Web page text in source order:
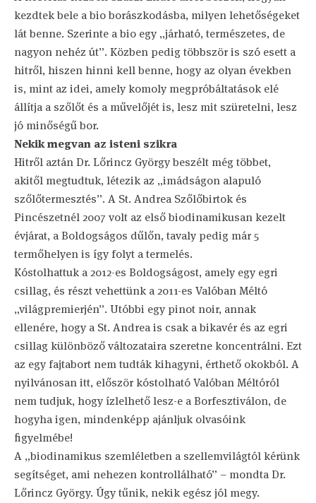
kezdtek bele a bio borászkodásba, milyen lehetőségeket
lát benne. Szerinte a bio egy „járható, természetes, de
nagyon nehéz út”. Közben pedig többször is szó esett a
hitről, hiszen hinni kell benne, hogy az olyan években
is, mint az idei, amely komoly megpróbáltatások elé
állítja a szőlőt és a művelőjét is, lesz mit szüretelni, lesz
jó minőségű bor.
Nekik megvan az isteni szikra
Hitről aztán Dr. Lőrincz György beszélt még többet,
akitől megtudtuk, létezik az „imádságon alapuló
szőlőtermesztés”. A St. Andrea Szőlőbirtok és
Pincészetnél 2007 volt az első biodinamikusan kezelt
évjárat, a Boldogságos dűlőn, tavaly pedig már 5
termőhelyen is így folyt a termelés.
Kóstolhattuk a 2012-es Boldogságost, amely egy egri
csillag, és részt vehettünk a 2011-es Valóban Méltó
„világpremierjén”. Utóbbi egy pinot noir, annak
ellenére, hogy a St. Andrea is csak a bikavér és az egri
csillag különböző változataira szeretne koncentrálni. Ezt
az egy fajtabort nem tudták kihagyni, érthető okokból. A
nyilvánosan itt, először kóstolható Valóban Méltóról
nem tudjuk, hogy ízlelhető lesz-e a Borfesztiválon, de
hogyha igen, mindenképp ajánljuk olvasóink
figyelmébe!
A „biodinamikus szemléletben a szellemvilágtól kérünk
segítséget, ami nehezen kontrollálható” – mondta Dr.
Lőrincz György. Úgy tűnik, nekik egész jól megy.